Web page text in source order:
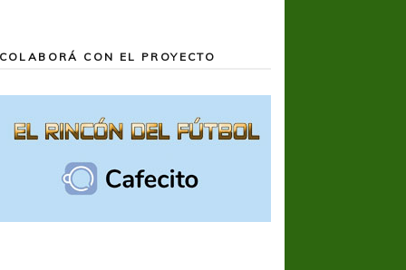
COLABORÁ CON EL PROYECTO